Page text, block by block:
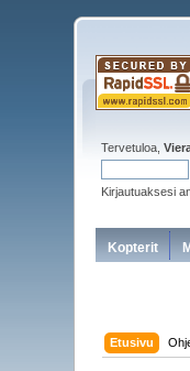
Tervetuloa,
Kirjautuaksesi
Kopterit
Etusivu